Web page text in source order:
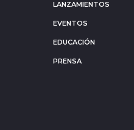
LANZAMIENTOS
EVENTOS
EDUCACIÓN
PRENSA